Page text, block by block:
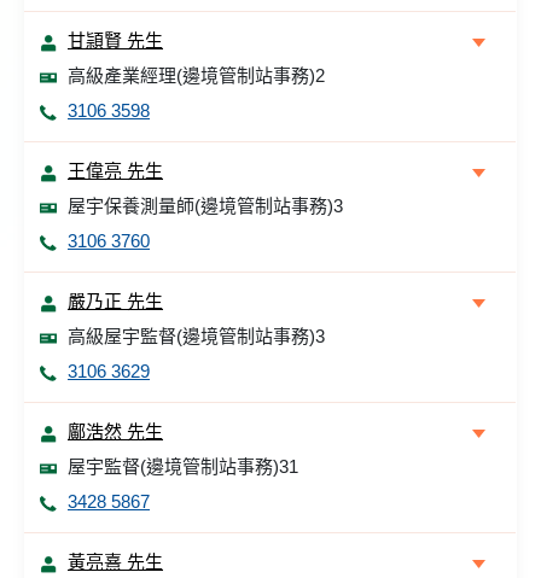
甘頴賢 先生
高級產業經理(邊境管制站事務)2
3106 3598
王偉亮 先生
屋宇保養測量師(邊境管制站事務)3
3106 3760
嚴乃正 先生
高級屋宇監督(邊境管制站事務)3
3106 3629
鄺浩然 先生
屋宇監督(邊境管制站事務)31
3428 5867
黃亮熹 先生